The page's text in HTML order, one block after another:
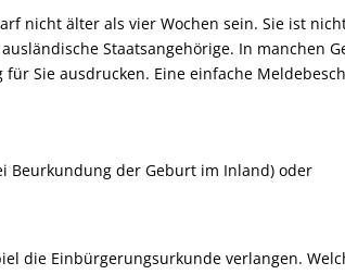
nicht älter als vier Wochen sein. Sie ist
Staatsangehörige. In manchen
Sie ausdrucken. Eine einfache
Beurkundung der Geburt im Inland) oder
die Einbürgerungsurkunde verlangen.